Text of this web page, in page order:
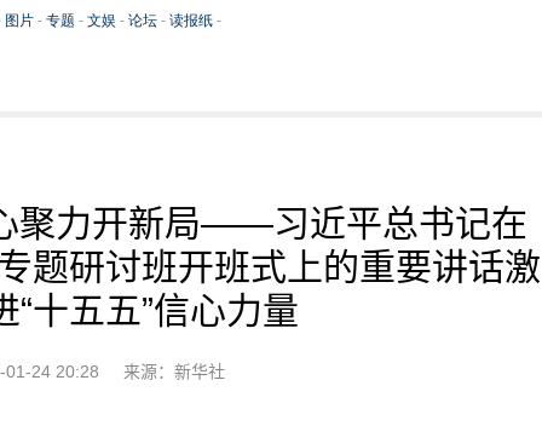
聚力开新局——习近平总书记在
题研讨班开班式上的重要讲话激
“十五五”信心力量
01-24 20:28 来源：新华社